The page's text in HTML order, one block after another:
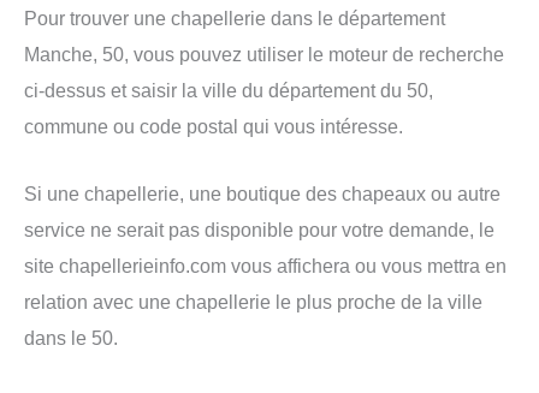
Pour trouver une chapellerie dans le département
Manche, 50, vous pouvez utiliser le moteur de recherche
ci-dessus et saisir la ville du département du 50,
commune ou code postal qui vous intéresse.
Si une chapellerie, une boutique des chapeaux ou autre
service ne serait pas disponible pour votre demande, le
site chapellerieinfo.com vous affichera ou vous mettra en
relation avec une chapellerie le plus proche de la ville
dans le 50.